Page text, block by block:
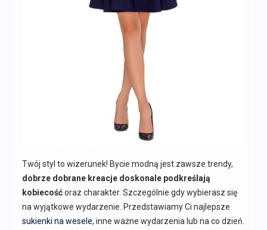
Twój styl to wizerunek! Bycie modną jest zawsze trendy,
dobrze dobrane kreacje doskonale podkreślają
kobiecośćoraz charakter. Szczególnie gdy wybierasz się
na wyjątkowe wydarzenie. Przedstawiamy Ci najlepsze
sukienki na wesele, inne ważne wydarzenia lub na co dzień.